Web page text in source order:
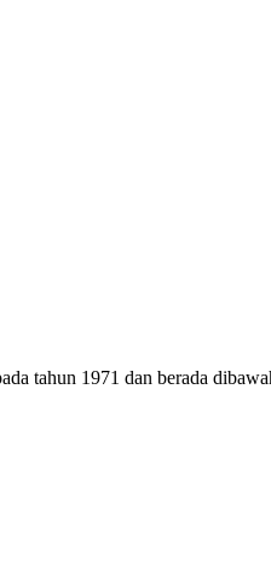
tahun 1971 dan berada